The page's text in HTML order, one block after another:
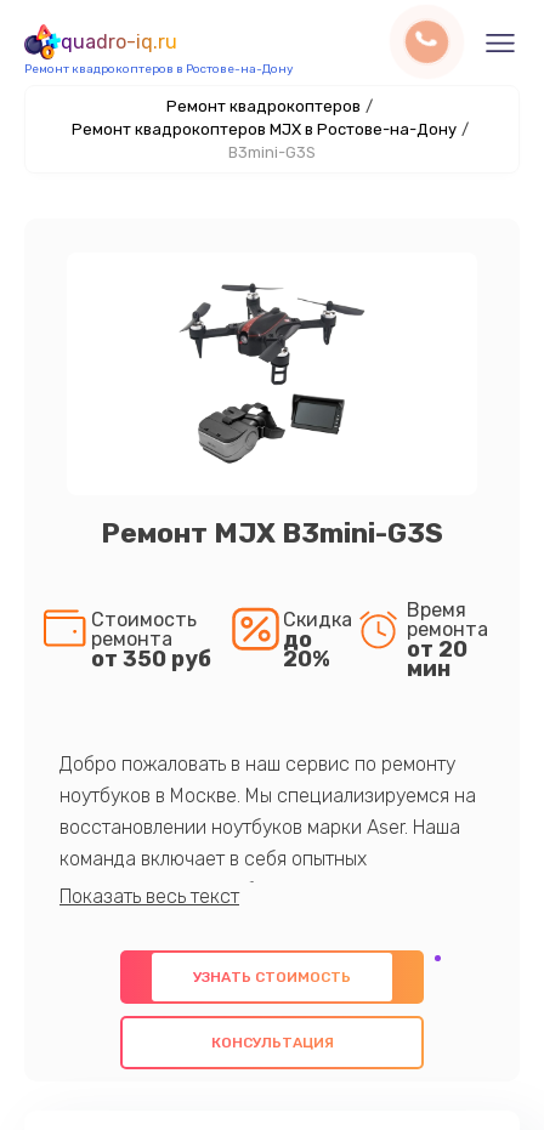
quadro-iq.ru
Ремонт квадрокоптеров в Ростове-на-Дону
Ремонт квадрокоптеров /
Ремонт квадрокоптеров MJX в Ростове-на-Дону /
B3mini-G3S
Ремонт MJX B3mini-G3S
Стоимость
ремонта
от 350 руб
Скидка
до
20%
Время
ремонта
от 20
мин
Добро пожаловать в наш сервис по ремонту
ноутбуков в Москве. Мы специализируемся на
восстановлении ноутбуков марки Aser. Наша
команда включает в себя опытных
профессионалов с обширными знаниями и
предлагаем быстрый и качественный ремонт с
использованием оригинальных компонентов, а
также гарантируем качество всех
проведенных работ. Наша цель - предоставить
УЗНАТЬ СТОИМОСТЬ
КОНСУЛЬТАЦИЯ